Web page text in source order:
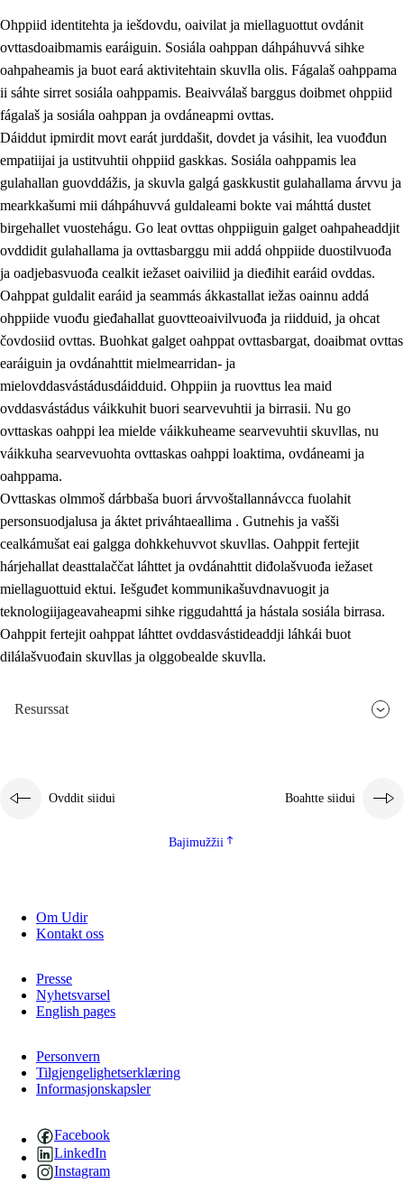
2. Oahppama prinsihpat, ovdáneapmi ja oahppahábmen
2.1 Sosiála oahppan ja ovdáneapmi
2.2 Gealbu fágain
2.3 Vuođđogálggat
2.4 Oahppat oahppat
Ohppiid identitehta ja iešdovdu, oaivilat ja miellaguottut ovdánit
ovttasdoaibmamis earáiguin. Sosiála oahppan dáhpáhuvvá sihke
oahpaheamis ja buot eará aktivitehtain skuvlla olis. Fágalaš oahppama
ii sáhte sirret sosiála oahppamis. Beaivválaš barggus doibmet ohppiid
fágalaš ja sosiála oahppan ja ovdáneapmi ovttas.
Dáiddut ipmirdit movt earát jurddašit, dovdet ja vásihit, lea vuođđun
empatiijai ja ustitvuhtii ohppiid gaskkas. Sosiála oahppamis lea
gulahallan guovddážis, ja skuvla galgá gaskkustit gulahallama árvvu ja
mearkkašumi mii dáhpáhuvvá guldaleami bokte vai máhttá dustet
birgehallet vuostehágu. Go leat ovttas ohppiiguin galget oahpaheaddjit
ovddidit gulahallama ja ovttasbarggu mii addá ohppiide duostilvuođa
ja oadjebasvuođa cealkit iežaset oaiviliid ja dieđihit earáid ovddas.
Oahppat guldalit earáid ja seammás ákkastallat iežas oainnu addá
ohppiide vuođu gieđahallat guovtteoaivilvuođa ja riidduid, ja ohcat
čovdosiid ovttas. Buohkat galget oahppat ovttasbargat, doaibmat ovttas
earáiguin ja ovdánahttit mielmearridan- ja
mielovddasvástádusdáidduid. Ohppiin ja ruovttus lea maid
ovddasvástádus váikkuhit buori searvevuhtii ja birrasii. Nu go
ovttaskas oahppi lea mielde váikkuheame searvevuhtii skuvllas, nu
váikkuha searvevuohta ovttaskas oahppi loaktima, ovdáneami ja
oahppama.
Ovttaskas olmmoš dárbbaša buori árvvoštallannávcca fuolahit
personsuodjalusa ja áktet priváhtaeallima . Gutnehis ja vašši
cealkámušat eai galgga dohkkehuvvot skuvllas. Oahppit fertejit
hárjehallat deasttalaččat láhttet ja ovdánahttit diđolašvuođa iežaset
miellaguottuid ektui. Iešguđet kommunikašuvdnavuogit ja
teknologiijageavaheapmi sihke riggudahttá ja hástala sosiála birrasa.
Oahppit fertejit oahppat láhttet ovddasvástideaddji láhkái buot
dilálašvuođain skuvllas ja olggobealde skuvlla.
Resurssat
Ovddit siidui Boahtte siidui
Bajimužžii
Om Udir
Kontakt oss
Presse
Nyhetsvarsel
English pages
Personvern
Tilgjengelighetserklæring
Informasjonskapsler
Facebook
LinkedIn
Instagram